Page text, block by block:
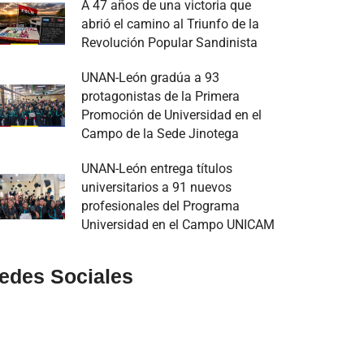
A 47 años de una victoria que
abrió el camino al Triunfo de la
Revolución Popular Sandinista
UNAN-León gradúa a 93
protagonistas de la Primera
Promoción de Universidad en el
Campo de la Sede Jinotega
UNAN-León entrega títulos
universitarios a 91 nuevos
profesionales del Programa
Universidad en el Campo UNICAM
Sociales